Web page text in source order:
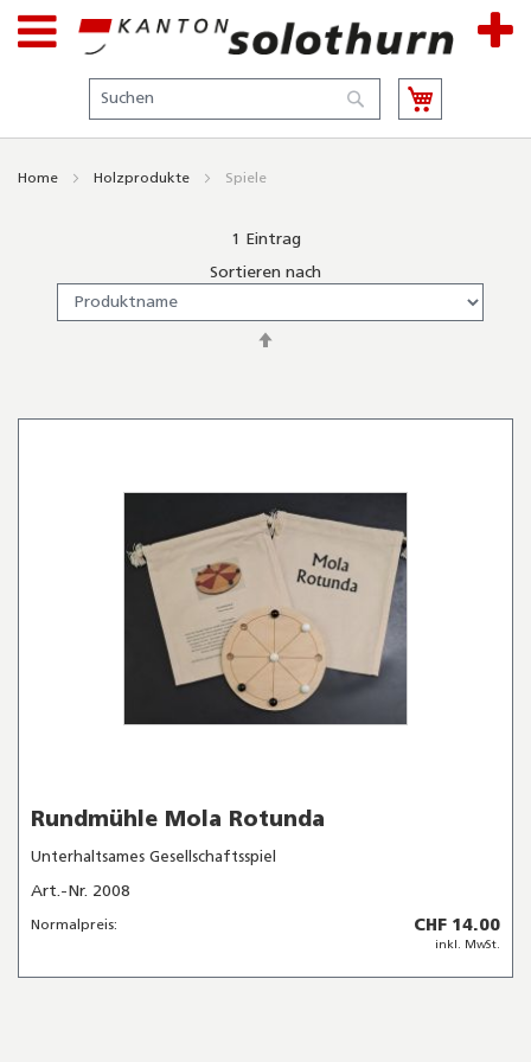
Suche
Suche
Home Holzprodukte Spiele
1 Eintrag
Sortieren nach
Rundmühle Mola Rotunda
Unterhaltsames Gesellschaftsspiel
Art.-Nr. 2008
Normalpreis: CHF 14.00
inkl. MwSt.